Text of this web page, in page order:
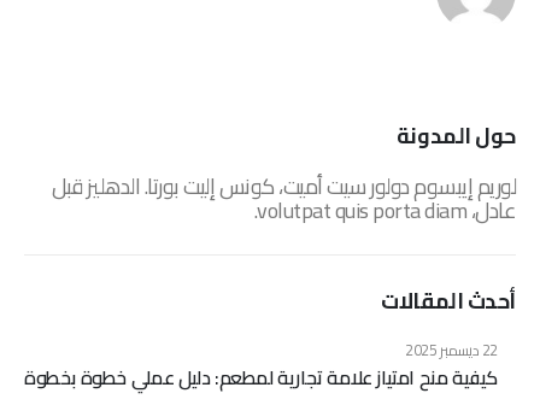
حول المدونة
لوريم إيبسوم دولور سيت أميت، كونس إليت بورتا. الدهليز قبل
عادل، volutpat quis porta diam.
أحدث المقالات
كيفية منح امتياز علامة تجارية لمطعم: دليل عملي خطوة بخطوة
22 ديسمبر 2025